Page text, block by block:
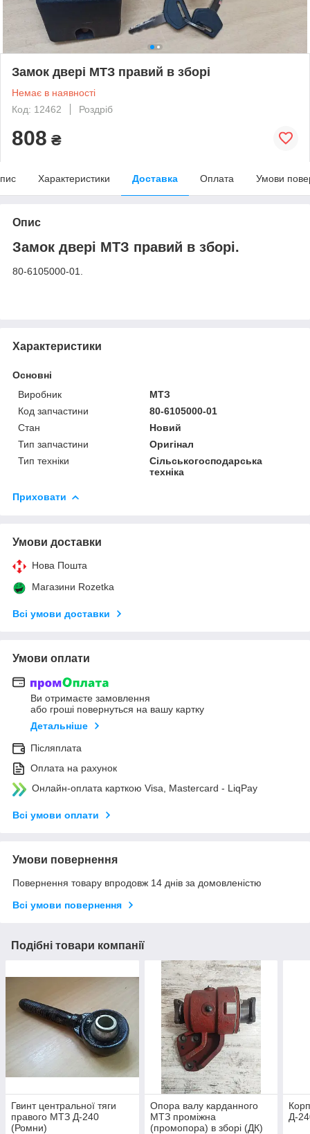
Замок двері МТЗ правий в зборі
Немає в наявності
Код: 12462
Роздріб
808 ₴
Характеристики Доставка Оплата Умови
Опис
Замок двері МТЗ правий в зборі.
80-6105000-01.
Характеристики
Основні
Виробник
МТЗ
Код запчастини
80-6105000-01
Стан
Новий
Тип запчастини
Оригінал
Тип техніки
Сільськогосподарська
техніка
Приховати
Умови доставки
Нова Пошта
Магазини Rozetka
Всі умови доставки
Умови оплати
Ви отримаєте замовлення
або гроші повернуться на вашу картку
Детальніше
Післяплата
Оплата на рахунок
Онлайн-оплата карткою Visa, Mastercard - LiqPay
Всі умови оплати
Умови повернення
Повернення товару впродовж 14 днів за домовленістю
Всі умови повернення
Подібні товари компанії
Гвинт центральної тяги
правого МТЗ Д-240
(Ромни)
Опора валу карданного
МТЗ проміжна
(промопора) в зборі (ДК)
Д-